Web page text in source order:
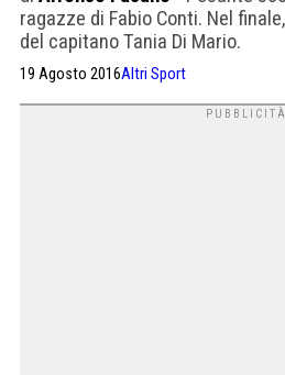
ragazze di Fabio Conti. Nel
del capitano Tania Di Mario.
19 Agosto 2016Altri Sport